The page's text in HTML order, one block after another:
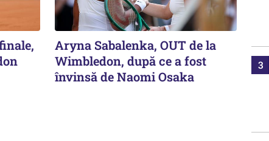
Aryna Sabalenka, OUT de la
Wimbledon, după ce a fost
învinsă de Naomi Osaka